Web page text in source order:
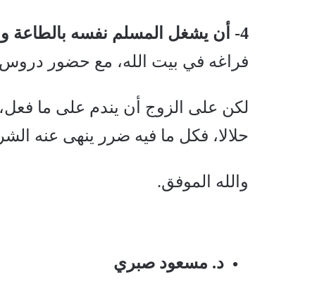
4- أن يشغل المسلم نفسه بالطاعة والعبادة،
فراغه في بيت الله، مع حضور دروس
لكن على الزوج أن يندم على ما
حلالا، فكل ما فيه ضرر ينهى عنه
والله الموفق.
د. مسعود صبري